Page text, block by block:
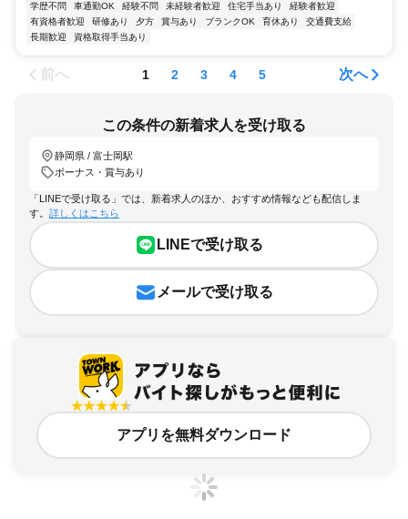
学歴不問
車通勤OK 経験不問 未経験者歓迎 住宅手当あり
経験者歓迎
有資格者歓迎
研修あり 夕方 賞与あり ブランクOK 育休あり
交通費支給
長期歓迎
資格取得手当あり
前へ 1 2 3 4 5 次へ
この条件の新着求人を受け取る
静岡県 / 富士岡駅
ボーナス・賞与あり
「LINEで受け取る」では、新着求人のほか、おすすめ情報なども配信しま
す。 詳しくはこちら
LINEで受け取る
メールで受け取る
アプリを無料ダウンロード